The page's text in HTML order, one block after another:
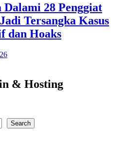
28 Penggiat
Tersangka Kasus
dan Hoaks
& Hosting
Search